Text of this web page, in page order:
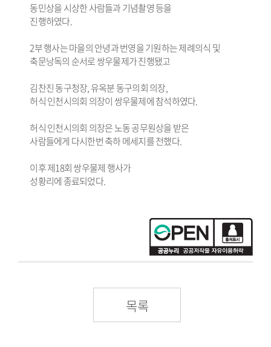
동민상을 시상한 사람들과 기념촬영 등을
진행하였다.
2부 행사는 마을의 안녕과 번영을 기원하는 제례의식 및
축문낭독의 순서로 쌍우물제가 진행됐고
김찬진 동구청장, 유옥분 동구의회 의장,
허식 인천시의회 의장이 쌍우물제에 참석하였다.
허식 인천시의회 의장은 노동 공무원상을 받은
사람들에게 다시한번 축하 메세지를 전했다.
이후 제18회 쌍우물제 행사가
성황리에 종료되었다.
목록